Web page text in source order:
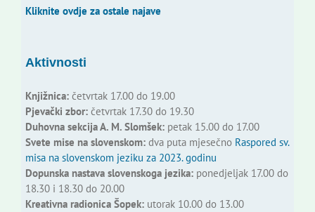
Kliknite ovdje za ostale najave
Aktivnosti
Knjižnica:četvrtak 17.00 do 19.00
Pjevački zbor:četvrtak 17.30 do 19.30
Duhovna sekcija A. M. Slomšek:petak 15.00 do 17.00
Svete mise na slovenskom:dva puta mjesečno Raspored sv.
misa na slovenskom jeziku za 2023. godinu
Dopunska nastava slovenskoga jezika:ponedjeljak 17.00 do
18.30 i 18.30 do 20.00
Kreativna radionica Šopek:utorak 10.00 do 13.00